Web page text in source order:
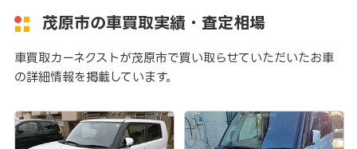
茂原市の車買取実績・査定相場
車買取カーネクストが茂原市で買い取らせていただいたお車
の詳細情報を掲載しています。